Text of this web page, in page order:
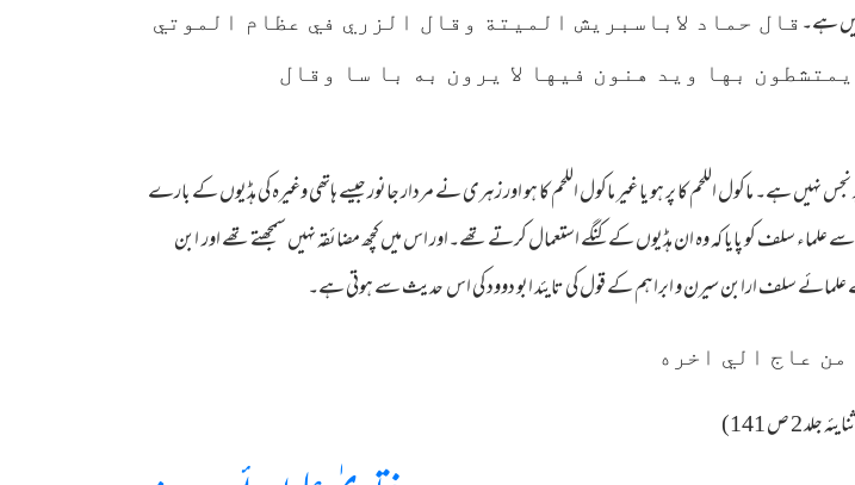
قال حماد لاباسبريش الميتة وقال الزري في عظام الموتي
بها ويد هنون فيها لا يرون به با سا وقال
نجس نہیں ہے۔ ماکول اللحم کا پر ہو یا غیر ماکول اللحم کا ہو اور زہری نے مردار جانور جیسے ہاتھی وغیرہ کی ہڈیوں کے بارے
علماء سلف کو پایا کہ وہ ان ہڈیوں کے کنگے استعمال کرتے تھے۔اور اس میں کچھ مضائقہ نہیں سمجھتے تھے اور ابن
علمائے سلف ارابن سیرن و ابراہم کے قول کی تایئد ابو دوود کی اس حدیث سے ہوتی ہے۔
من عاج الي اخره